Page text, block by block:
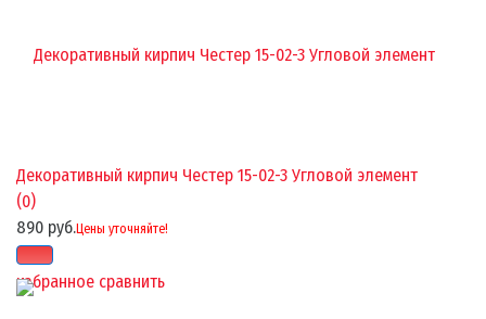
избранное сравнить
Декоративный кирпич Честер 15-02-3 Угловой элемент
(0)
890 руб.Цены уточняйте!